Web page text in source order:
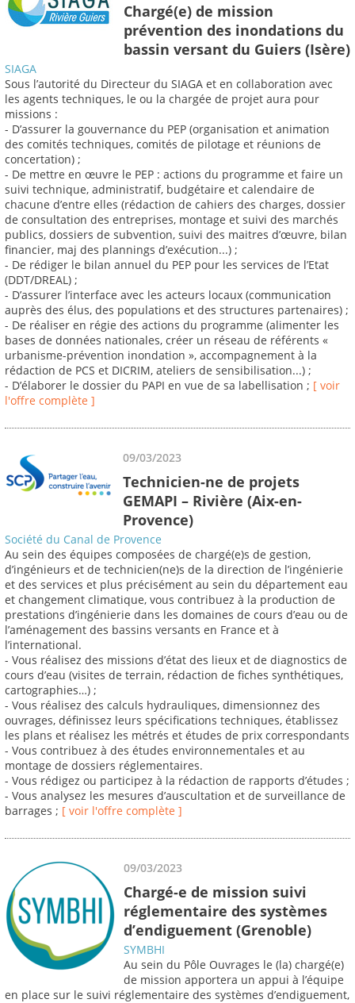
Chargé(e) de mission
prévention des inondations du
bassin versant du Guiers (Isère)
SIAGA
Sous l’autorité du Directeur du SIAGA et en collaboration avec
les agents techniques, le ou la chargée de projet aura pour
missions :
- D’assurer la gouvernance du PEP (organisation et animation
des comités techniques, comités de pilotage et réunions de
concertation) ;
- De mettre en œuvre le PEP : actions du programme et faire un
suivi technique, administratif, budgétaire et calendaire de
chacune d’entre elles (rédaction de cahiers des charges, dossier
de consultation des entreprises, montage et suivi des marchés
publics, dossiers de subvention, suivi des maitres d’œuvre, bilan
financier, maj des plannings d’exécution...) ;
- De rédiger le bilan annuel du PEP pour les services de l’Etat
(DDT/DREAL) ;
- D’assurer l’interface avec les acteurs locaux (communication
auprès des élus, des populations et des structures partenaires) ;
- De réaliser en régie des actions du programme (alimenter les
bases de données nationales, créer un réseau de référents «
urbanisme-prévention inondation », accompagnement à la
rédaction de PCS et DICRIM, ateliers de sensibilisation...) ;
- D’élaborer le dossier du PAPI en vue de sa labellisation ; [ voir
l'offre complète ]
09/03/2023
Technicien-ne de projets
GEMAPI – Rivière (Aix-en-
Provence)
Société du Canal de Provence
Au sein des équipes composées de chargé(e)s de gestion,
d’ingénieurs et de technicien(ne)s de la direction de l’ingénierie
et des services et plus précisément au sein du département eau
et changement climatique, vous contribuez à la production de
prestations d’ingénierie dans les domaines de cours d’eau ou de
l’aménagement des bassins versants en France et à
l’international.
- Vous réalisez des missions d’état des lieux et de diagnostics de
cours d’eau (visites de terrain, rédaction de fiches synthétiques,
cartographies…) ;
- Vous réalisez des calculs hydrauliques, dimensionnez des
ouvrages, définissez leurs spécifications techniques, établissez
les plans et réalisez les métrés et études de prix correspondants
- Vous contribuez à des études environnementales et au
montage de dossiers réglementaires.
- Vous rédigez ou participez à la rédaction de rapports d’études ;
- Vous analysez les mesures d’auscultation et de surveillance de
barrages ; [ voir l'offre complète ]
09/03/2023
Chargé-e de mission suivi
réglementaire des systèmes
d’endiguement (Grenoble)
SYMBHI
Au sein du Pôle Ouvrages le (la) chargé(e)
de mission apportera un appui à l’équipe
en place sur le suivi réglementaire des systèmes d’endiguement,